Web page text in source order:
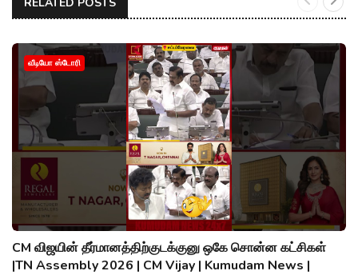
வீடியோ ஸ்டோரி
CM விஜயின் தீர்மானத்திற்குடக்குனு ஒகே சொன்ன கட்சிகள்
|TN Assembly 2026 | CM Vijay | Kumudam News |